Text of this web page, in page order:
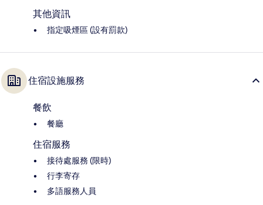
其他資訊
指定吸煙區 (設有罰款)
住宿設施服務
餐飲
餐廳
住宿服務
接待處服務 (限時)
行李寄存
多語服務人員